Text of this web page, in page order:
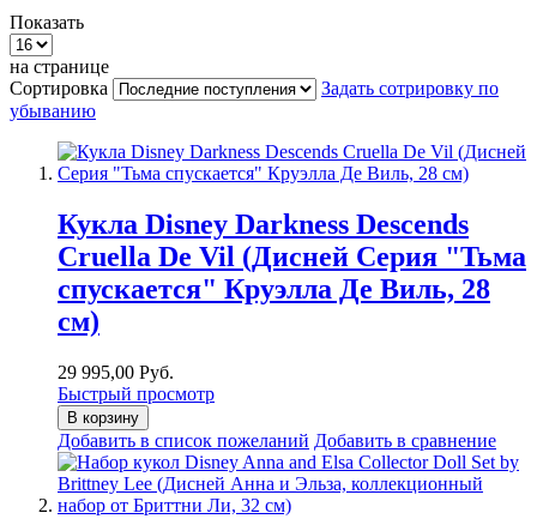
Показать
на странице
Сортировка
Задать сотрировку по
убыванию
Кукла Disney Darkness Descends
Cruella De Vil (Дисней Серия "Тьма
спускается" Круэлла Де Виль, 28
см)
29 995,00 Руб.
Быстрый просмотр
В корзину
Добавить в список пожеланий Добавить в сравнение